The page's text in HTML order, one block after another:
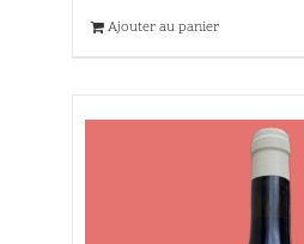
Ajouter au panier